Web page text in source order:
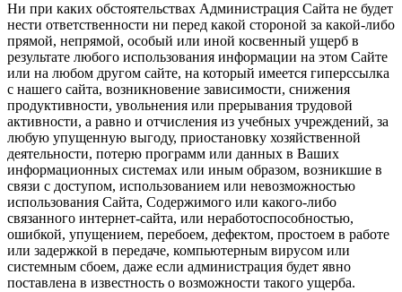
Ни при каких обстоятельствах Администрация Сайта не будет
нести ответственности ни перед какой стороной за какой-либо
прямой, непрямой, особый или иной косвенный ущерб в
результате любого использования информации на этом Сайте
или на любом другом сайте, на который имеется гиперссылка
с нашего cайта, возникновение зависимости, снижения
продуктивности, увольнения или прерывания трудовой
активности, а равно и отчисления из учебных учреждений, за
любую упущенную выгоду, приостановку хозяйственной
деятельности, потерю программ или данных в Ваших
информационных системах или иным образом, возникшие в
связи с доступом, использованием или невозможностью
использования Сайта, Содержимого или какого-либо
связанного интернет-сайта, или неработоспособностью,
ошибкой, упущением, перебоем, дефектом, простоем в работе
или задержкой в передаче, компьютерным вирусом или
системным сбоем, даже если администрация будет явно
поставлена в известность о возможности такого ущерба.